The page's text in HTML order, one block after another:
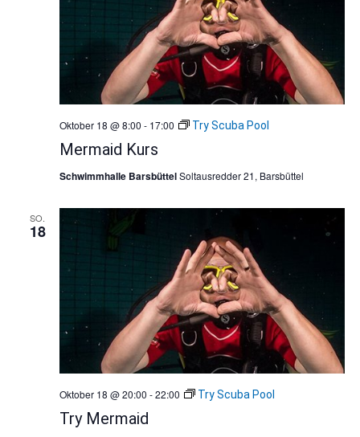
Mermaid Kurs
Oktober 18 @ 8:00 - 17:00 Try Scuba Pool
Schwimmhalle BarsbüttelSoltausredder 21, Barsbüttel
SO.
18
Try Mermaid
Oktober 18 @ 20:00 -22:00 Try Scuba Pool